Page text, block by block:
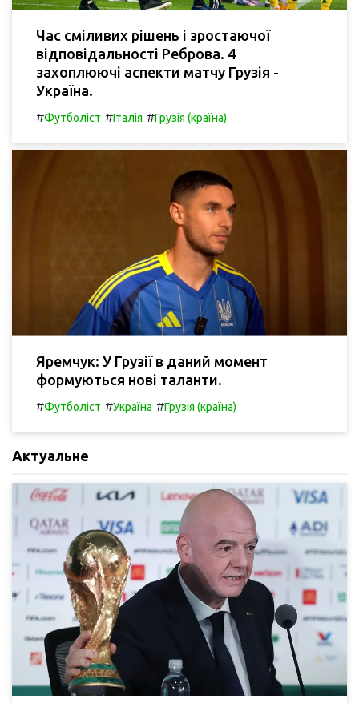
Час сміливих рішень і зростаючої
відповідальності Реброва. 4
захоплюючі аспекти матчу Грузія -
Україна.
#Футболіст #Італія #Грузія (країна)
Яремчук: У Грузії в даний момент
формуються нові таланти.
#Футболіст #Україна #Грузія (країна)
Актуальне